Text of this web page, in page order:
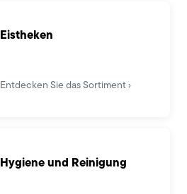
Eistheken
Entdecken Sie das Sortiment
Hygiene und Reinigung